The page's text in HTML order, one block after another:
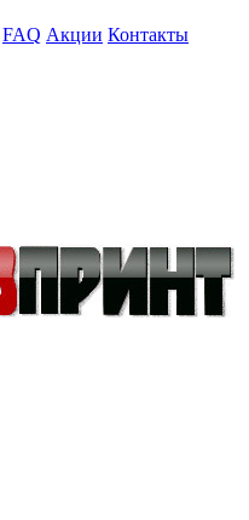
FAQ Акции Контакты